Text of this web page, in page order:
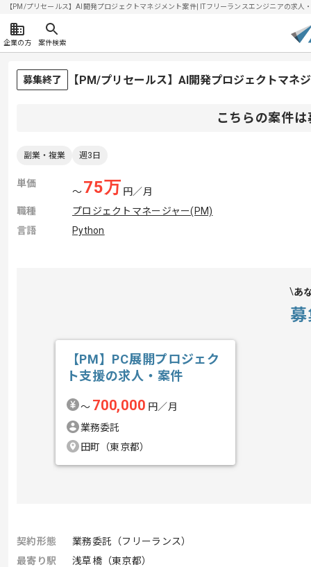
【PM/プリセールス】AI開発プロジェクトマネジメント案件| ITフリーランスエンジニアの求
企業の方 案件検索
募集終了 【PM/プリセールス】AI開発プロジェクトマネ
こちらの案件
副業・複業 週3日
単価
〜75万 円／月
職種
プロジェクトマネージャー(PM)
言語
Python
あ
【PM】PC展開プロジェク
ト支援の求人・案件
〜 700,000 円／月
業務委託
田町（東京都）
契約形態
業務委託（フリーランス）
最寄り駅
浅草橋（東京都）